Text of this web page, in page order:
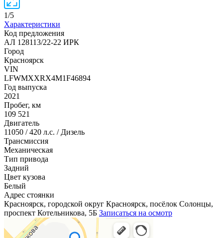
1/5
Характеристики
Код предложения
АЛ 128113/22-22 ИРК
Город
Красноярск
VIN
LFWMXXRX4M1F46894
Год выпуска
2021
Пробег, км
109 521
Двигатель
11050 / 420 л.с. / Дизель
Трансмиссия
Механическая
Тип привода
Задний
Цвет кузова
Белый
Адрес стоянки
Красноярск, городской округ Красноярск, посёлок Солонцы,
проспект Котельникова, 5Б Записаться на осмотр